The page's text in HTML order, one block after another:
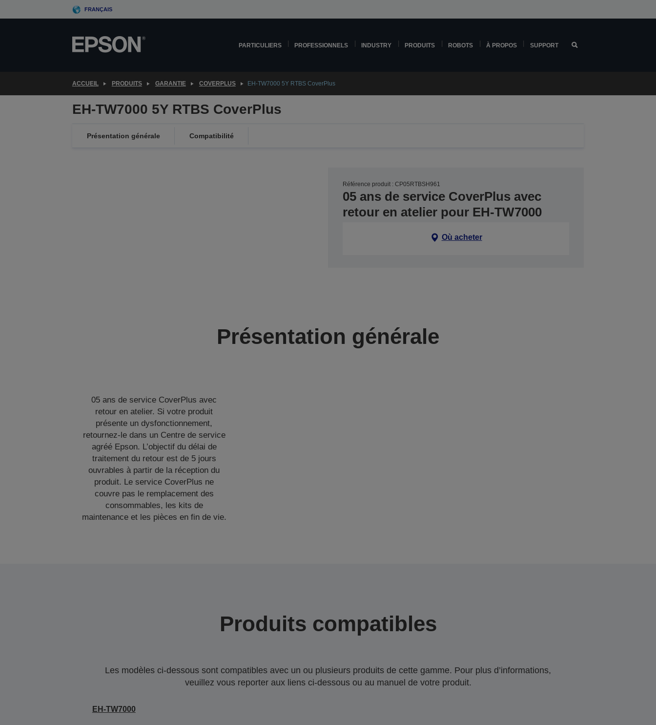
to
FRANÇAIS
PARTICULIERS PROFESSIONNELS INDUSTRY PRODUITS ROBOTS À PROPOS SUPPORT
ACCUEIL PRODUITS GARANTIE COVERPLUS EH-TW7000 5Y RTBS CoverPlus
EH-TW7000 5Y RTBS CoverPlus
Présentation générale Compatibilité
Référence produit : CP05RTBSH961
05 ans de service CoverPlus avec
retour en atelier pour EH-TW7000
Où acheter
Présentation générale
05 ans de service CoverPlus avec
retour en atelier. Si votre produit
présente un dysfonctionnement,
retournez-le dans un Centre de service
agréé Epson. L’objectif du délai de
traitement du retour est de 5 jours
ouvrables à partir de la réception du
produit. Le service CoverPlus ne
couvre pas le remplacement des
consommables, les kits de
maintenance et les pièces en fin de vie.
Produits compatibles
Les modèles ci-dessous sont compatibles avec un ou plusieurs produits de cette gamme. Pour plus d’informations,
veuillez vous reporter aux liens ci-dessous ou au manuel de votre produit.
EH-TW7000